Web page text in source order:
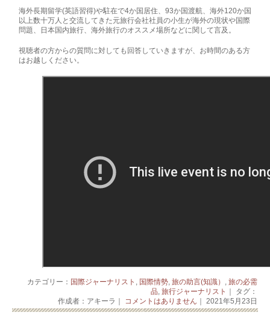
海外長期留学(英語習得)や駐在で4か国居住、93か国渡航、海外120か国
以上数十万人と交流してきた元旅行会社社員の小生が海外の現状や国際
問題、日本国内旅行、海外旅行のオススメ場所などに関して言及。
視聴者の方からの質問に対しても回答していきますが、お時間のある方
はお越しください。
カテゴリー： 国際ジャーナリスト , 国際情勢, 旅の助言(知識） , 旅の必需
品, 旅行ジャーナリスト ｜ タグ：
作成者：アキーラ｜ コメントはありません ｜ 2021年5月23日